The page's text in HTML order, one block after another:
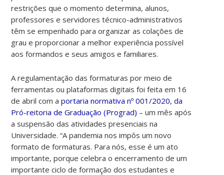
restrições que o momento determina, alunos,
professores e servidores técnico-administrativos
têm se empenhado para organizar as colações de
grau e proporcionar a melhor experiência possível
aos formandos e seus amigos e familiares.
A regulamentação das formaturas por meio de
ferramentas ou plataformas digitais foi feita em 16
de abril com aportaria normativa nº 001/2020, da
Pró-reitoria de Graduação (Prograd) – um mês após
a suspensão das atividades presenciais na
Universidade. “A pandemia nos impôs um novo
formato de formaturas. Para nós, esse é um ato
importante, porque celebra o encerramento de um
importante ciclo de formação dos estudantes e